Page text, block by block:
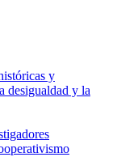
y
desigualdad y la